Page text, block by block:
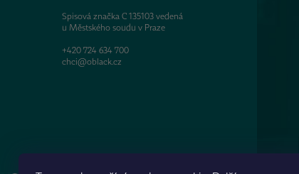
Spisová značka C 135103 vedená
u Městského soudu v Praze
+420 724 634 700
chci@oblack.cz